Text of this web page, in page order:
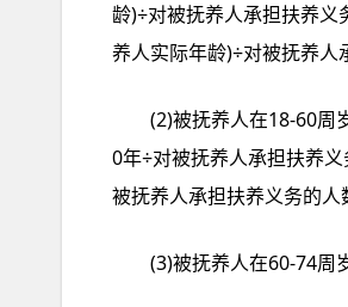
龄)÷对被抚养人承担扶养
养人实际年龄)÷对被抚养人
(2)被抚养人在18-60周
0年÷对被抚养人承担扶养
被抚养人承担扶养义务的人
(3)被抚养人在60-74周